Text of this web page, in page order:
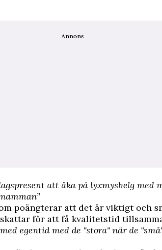
Annons
att åka på lyxmyshelg med
poängterar att det är viktigt och
för att få kvalitetstid
egentid med de "stora" när de